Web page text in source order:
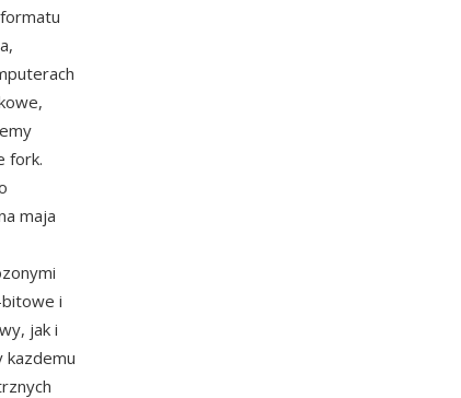
fork.
maja
i
jak i
kazdemu